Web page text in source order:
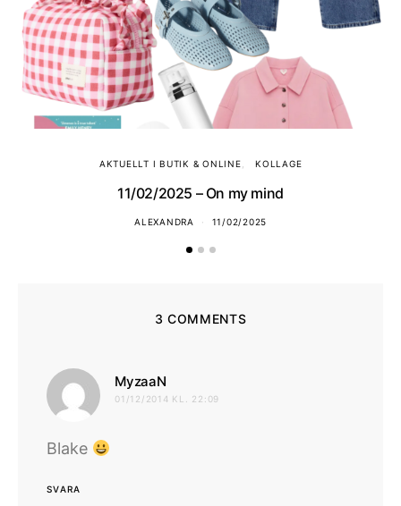
AKTUELLT I BUTIK & ONLINE KOLLAGE
11/02/2025 – On my mind
ALEXANDRA 11/02/2025
3 COMMENTS
MyzaaN
01/12/2014 KL. 22:09
Blake
SVARA